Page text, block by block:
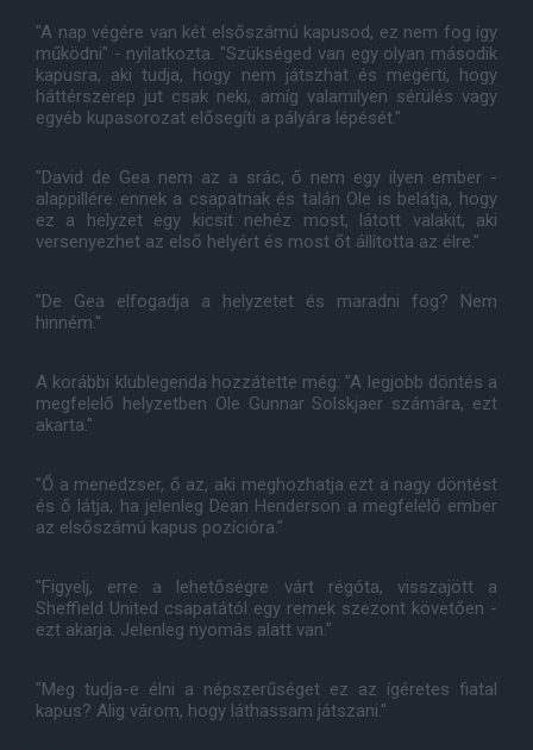
"A nap végére van két elsőszámú kapusod, ez nem fog így
működni" - nyilatkozta. "Szükséged van egy olyan második
kapusra, aki tudja, hogy nem játszhat és megérti, hogy
háttérszerep jut csak neki, amíg valamilyen sérülés vagy
egyéb kupasorozat elősegíti a pályára lépését."
"David de Gea nem az a srác, ő nem egy ilyen ember -
alappillére ennek a csapatnak és talán Ole is belátja, hogy
ez a helyzet egy kicsit nehéz most, látott valakit, aki
versenyezhet az első helyért és most őt állította az élre."
"De Gea elfogadja a helyzetet és maradni fog? Nem
hinném."
A korábbi klublegenda hozzátette még: "A legjobb döntés a
megfelelő helyzetben Ole Gunnar Solskjaer számára, ezt
akarta."
"Ő a menedzser, ő az, aki meghozhatja ezt a nagy döntést
és ő látja, ha jelenleg Dean Henderson a megfelelő ember
az elsőszámú kapus pozícióra."
"Figyelj, erre a lehetőségre várt régóta, visszajött a
Sheffield United csapatától egy remek szezont követően -
ezt akarja. Jelenleg nyomás alatt van."
"Meg tudja-e élni a népszerűséget ez az ígéretes fiatal
kapus? Alig várom, hogy láthassam játszani."